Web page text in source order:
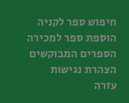
חיפוש ספר לקניה
הוספת ספר למכירה
הספרים המבוקשים
הצהרת נגישות
עזרה